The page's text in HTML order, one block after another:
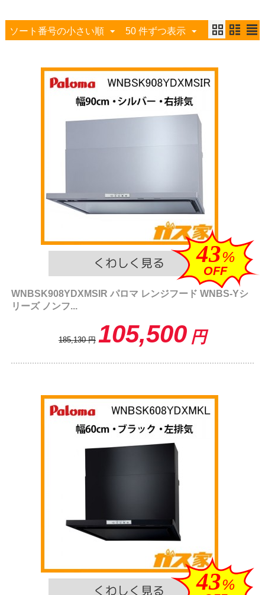
ソート番号の小さい順 50 件ずつ表示
43%
OFF
WNBSK908YDXMSIR パロマ レンジフード WNBS-Yシ
リーズ ノンフ...
185,130 円 105,500 円
43%